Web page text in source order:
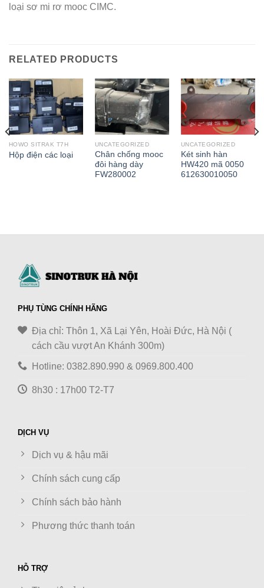
loại sơ mi rơ mooc CIMC.
RELATED PRODUCTS
HOWO SITRAK T7H
Hộp điện các loại
UNCATEGORIZED
Chân chống mooc
đôi hàng dày
FW280002
UNCATEGORIZED
Két sinh hàn
HW420 mã 0050
612630010050
PHỤ TÙNG CHÍNH HÃNG
Địa chỉ: Thôn 1, Xã Lại Yên, Hoài Đức, Hà Nội (
cách cầu vượt An Khánh 300m)
Hotline: 0382.890.990 & 0969.800.400
8h30 : 17h00 T2-T7
DỊCH VỤ
Dịch vụ & hậu mãi
Chính sách cung cấp
Chính sách bảo hành
Phương thức thanh toán
HỖ TRỢ